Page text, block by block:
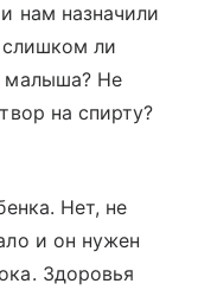
нам назначили
слишком ли
малыша? Не
на спирту?
Нет, не
и он нужен
Здоровья